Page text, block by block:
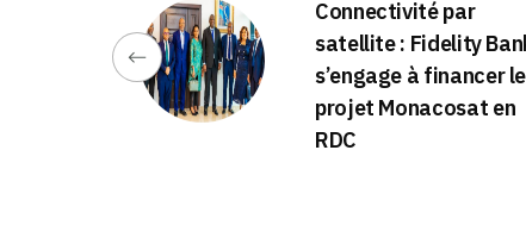
Connectivité par
satellite : Fidelity
s’engage à financer le
projet Monacosat en
RDC